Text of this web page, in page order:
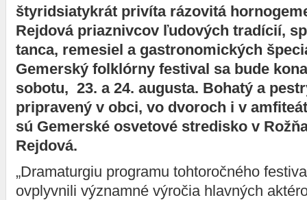
štyridsiatykrát privíta rázovitá
Rejdová priaznivcov ľudových tradícií,
tanca, remesiel a gastronomických
Gemerský folklórny festival sa bude
sobotu, 23. a 24. augusta. Bohatý a
pripravený v obci, vo dvoroch i v
sú Gemerské osvetové stredisko v
Rejdová.
„Dramaturgiu programu tohtoročného
ovplyvnili významné výročia hlavných